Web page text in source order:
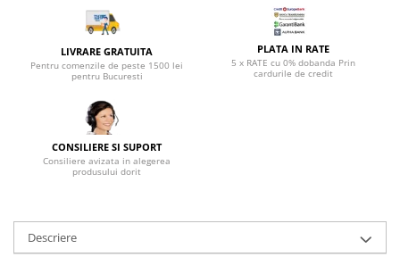
Seturi mobilier hol
Stender haine
Suport pentru umerase
Mobilier gradinita
Mese gradinita
Mobilier copii
LIVRARE GRATUITA
Pentru comenzile de peste 1500 lei
pentru Bucuresti
PLATA IN RATE
5 x RATE cu 0% dobanda Prin
cardurile de credit
CONSILIERE SI SUPORT
Consiliere avizata in alegerea
produsului dorit
Descriere